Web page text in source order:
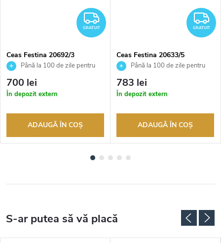
GRATUIT
GRATUIT
Ceas Festina 20692/3
Până la 100 de zile pentru
returnarea bunurilor. Vânzător
autorizat
700 lei
În depozit extern
ADAUGĂ ÎN COŞ
GRATUIT
Ceas Festina 20633/5
Până la 100 de zile pentru
returnarea bunurilor. Vânzător
autorizat
783 lei
În depozit extern
ADAUGĂ ÎN COŞ